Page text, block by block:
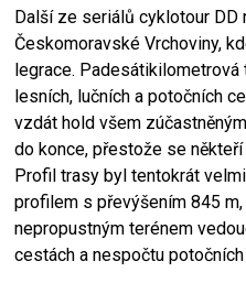
Další ze seriálů cyklotour DD
Českomoravské Vrchoviny,
legrace. Padesátikilometrová
lesních, lučních a potočních
vzdát hold všem
do konce, přestože se
Profil trasy byl tentokrát
profilem s převýšením 845
nepropustným terénem
cestách a nespočtu